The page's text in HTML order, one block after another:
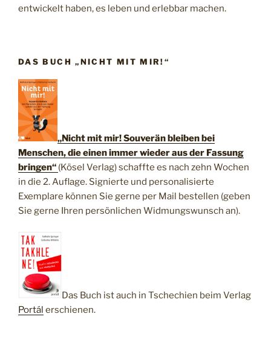
entwickelt haben, es leben und erlebbar machen.
DAS BUCH „NICHT MIT MIR!“
„Nicht mit mir! Souverän bleiben bei
Menschen, die einen immer wieder aus der Fassung
bringen“ (Kösel Verlag) schaffte es nach zehn Wochen
in die 2. Auflage. Signierte und personalisierte
Exemplare können Sie gerne per Mail bestellen (geben
Sie gerne Ihren persönlichen Widmungswunsch an).
Das Buch ist auch in Tschechien beim Verlag
Portál erschienen.